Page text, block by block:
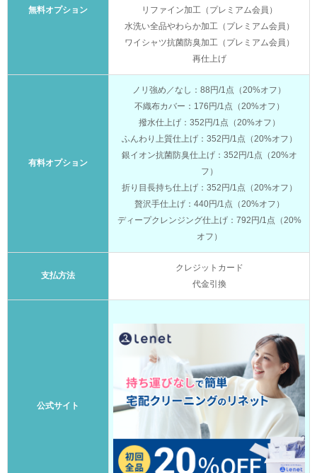
無料オプション
リファイン加工（プレミアム会員）
水洗い全品やわらか加工（プレミアム会員）
ワイシャツ抗菌防臭加工（プレミアム会員）
再仕上げ
有料オプション
ノリ強め／なし：88円/1点（20%オフ）
不織布カバー：176円/1点（20%オフ）
撥水仕上げ：352円/1点（20%オフ）
ふんわり上質仕上げ：352円/1点（20%オフ）
銀イオン抗菌防臭仕上げ：352円/1点（20%オ
フ）
折り目長持ち仕上げ：352円/1点（20%オフ）
贅沢手仕上げ：440円/1点（20%オフ）
ディープクレンジング仕上げ：792円/1点（20%
オフ）
支払方法
クレジットカード
代金引換
公式サイト